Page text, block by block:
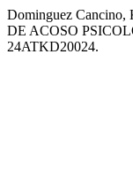
Dominguez
DE ACOSO
24ATKD20024.